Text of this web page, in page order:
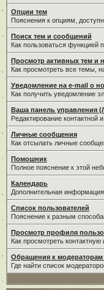
Опции тем
Пояснения к опциям,
Поиск тем и сообщений
Как пользоваться функцией
Просмотр активных тем и
Как просмотреть все темы,
Уведомление на е-mail о
Как получить уведомление
Ваша панель управления
Редактирование
Личные сообщения
Как отсылать личные
Помошник
Полное пояснение к этой
Календарь
Дополнительная
Список пользователей
Пояснение к разным
Просмотр профиля
Как просмотреть
Обращения к
Где найти список